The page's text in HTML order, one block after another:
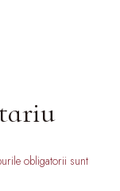
obligatorii sunt